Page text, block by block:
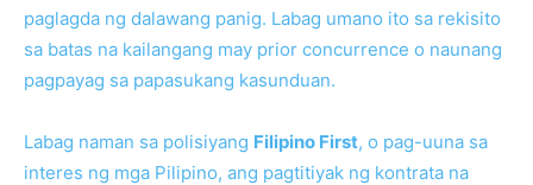
paglagda ng dalawang panig. Labag umano ito sa rekisito
sa batas na kailangang may prior concurrence o naunang
pagpayag sa papasukang kasunduan.
Labag naman sa polisiyang Filipino First, o pag-uuna sa
interes ng mga Pilipino, ang pagtitiyak ng kontrata na